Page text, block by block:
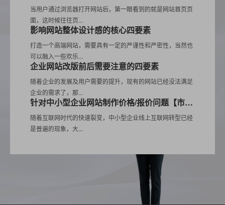
当用户通过浏览器打开网站后，第一眼看到的就是网站首页页
面，这时候往往页...
影响网站整体设计感的核心四要素
打造一个高端网站，需要具有一定的严谨性和严密性，当然也
可以融入一些欢乐...
企业网站改版前后需要注意的四要素
随着企业的发展及用户需要的提升，现有的网站已经没法满足
企业的需求了，那...
针对中小型企业网站制作价格/报价问题【市场解密】
随着互联网时代的快速裂变，中小型企业线上互联网转型已经
是普遍的现象，大...